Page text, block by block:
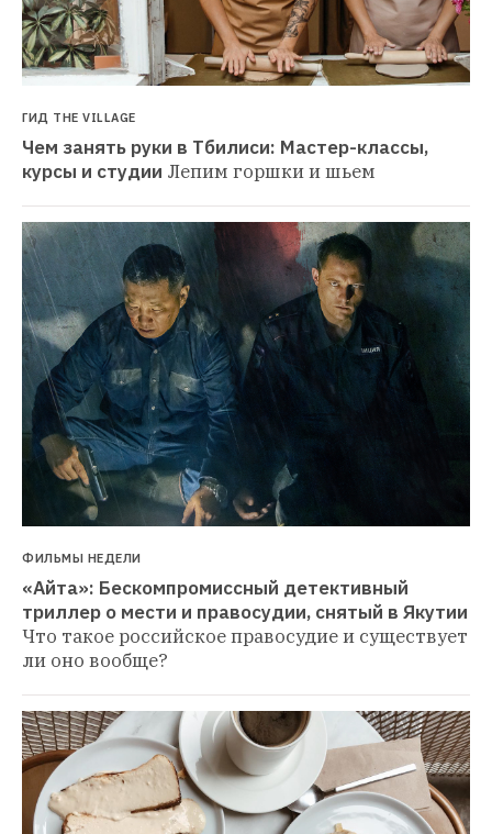
ГИД THE VILLAGE
Чем занять руки в Тбилиси: Мастер-классы,
курсы и студии Лепим горшки и шьем
ФИЛЬМЫ НЕДЕЛИ
«Айта»: Бескомпромиссный детективный
триллер о мести и правосудии, снятый в Якутии
Что такое российское правосудие и существует
ли оно вообще?